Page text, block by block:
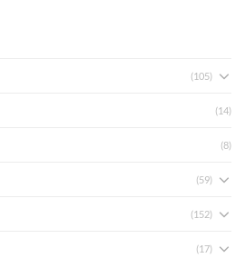
(105)
(14)
(8)
(59)
(152)
(17)